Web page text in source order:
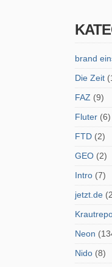
brand
Die Zeit
FAZ (9)
Fluter(6)
FTD(2)
GEO(2)
Intro(7)
jetzt.de
Neon
Nido(8)